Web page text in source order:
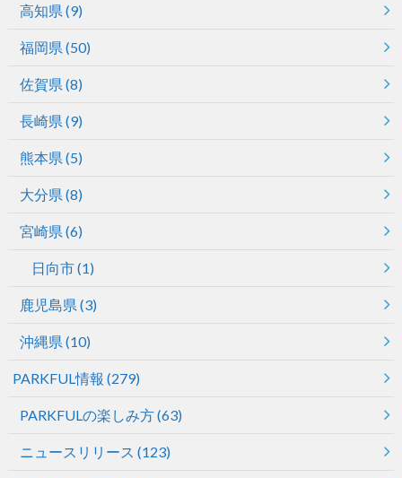
高知県 (9)
福岡県 (50)
佐賀県 (8)
長崎県 (9)
熊本県 (5)
大分県 (8)
宮崎県 (6)
日向市(1)
鹿児島県 (3)
沖縄県 (10)
PARKFUL情報 (279)
PARKFULの楽しみ方(63)
ニュースリリース (123)